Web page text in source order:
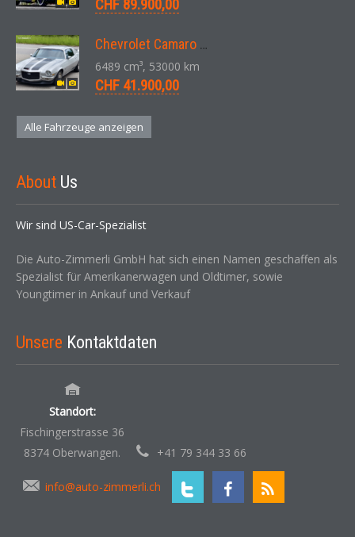
CHF 89.900,00
Chevrolet Camaro SS 396 LS3 Coupe Aut. 1971
6489 cm³, 53000 km
CHF 41.900,00
Alle Fahrzeuge anzeigen
About Us
Wir sind US-Car-Spezialist
Die Auto-Zimmerli GmbH hat sich einen Namen geschaffen als
Spezialist für Amerikanerwagen und Oldtimer, sowie
Youngtimer in Ankauf und Verkauf
Unsere Kontaktdaten
Standort:
Fischingerstrasse 36
8374 Oberwangen.
+41 79 344 33 66
info@auto-zimmerli.ch